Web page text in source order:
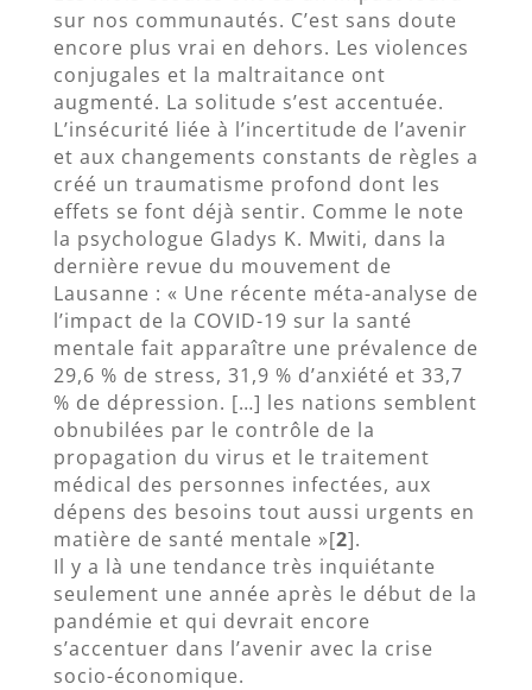
sur nos communautés. C’est sans doute
encore plus vrai en dehors. Les violences
conjugales et la maltraitance ont
augmenté. La solitude s’est accentuée.
L’insécurité liée à l’incertitude de l’avenir
et aux changements constants de règles a
créé un traumatisme profond dont les
effets se font déjà sentir. Comme le note
la psychologue Gladys K. Mwiti, dans la
dernière revue du mouvement de
Lausanne : « Une récente méta-analyse de
l’impact de la COVID-19 sur la santé
mentale fait apparaître une prévalence de
29,6 % de stress, 31,9 % d’anxiété et 33,7
% de dépression. […] les nations semblent
obnubilées par le contrôle de la
propagation du virus et le traitement
médical des personnes infectées, aux
dépens des besoins tout aussi urgents en
matière de santé mentale »[2].
Il y a là une tendance très inquiétante
seulement une année après le début de la
pandémie et qui devrait encore
s’accentuer dans l’avenir avec la crise
socio-économique.